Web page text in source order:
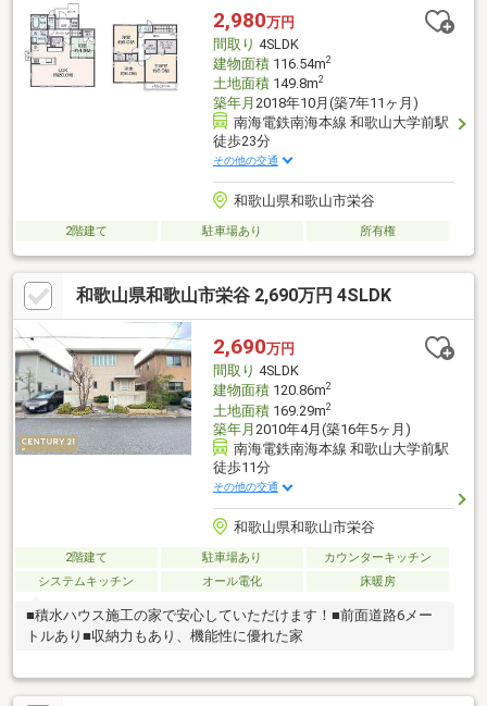
2,980万円
間取り 4SLDK
建物面積116.54m2
土地面積149.8m2
築年月 2018年10月(築7年11ヶ月)
南海電鉄南海本線 和歌山大学前駅
徒歩23分
その他の交通
和歌山県和歌山市栄谷
2階建て 駐車場あり 所有権
和歌山県和歌山市栄谷 2,690万円 4SLDK
2,690万円
間取り 4SLDK
建物面積120.86m2
土地面積169.29m2
築年月 2010年4月(築16年5ヶ月)
南海電鉄南海本線 和歌山大学前駅
徒歩11分
その他の交通
和歌山県和歌山市栄谷
2階建て 駐車場あり
カウンターキッチン
システムキッチン
オール電化 床暖房
■積水ハウス施工の家で安心していただけます！■前面道路6メー
トルあり■収納力もあり、機能性に優れた家